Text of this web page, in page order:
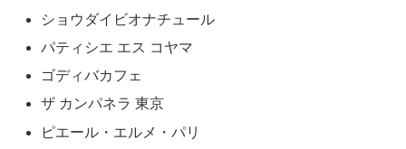
ショウダイビオナチュール
パティシエ エス コヤマ
ゴディバカフェ
ザ カンパネラ 東京
ピエール・エルメ・パリ